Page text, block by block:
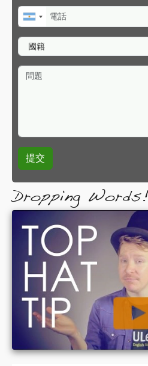
電話
國籍
問題
Dropping Words!